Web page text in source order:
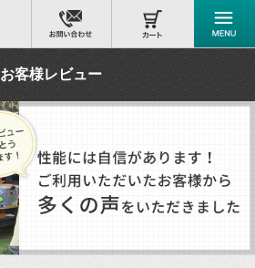
お客様レビュー